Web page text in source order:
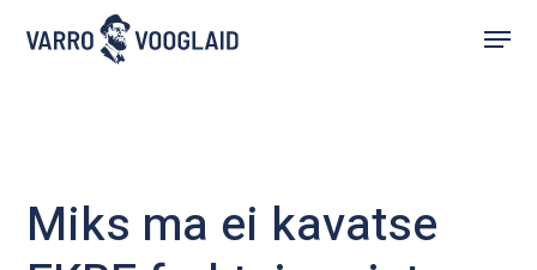
Menu
Miks ma ei kavatse